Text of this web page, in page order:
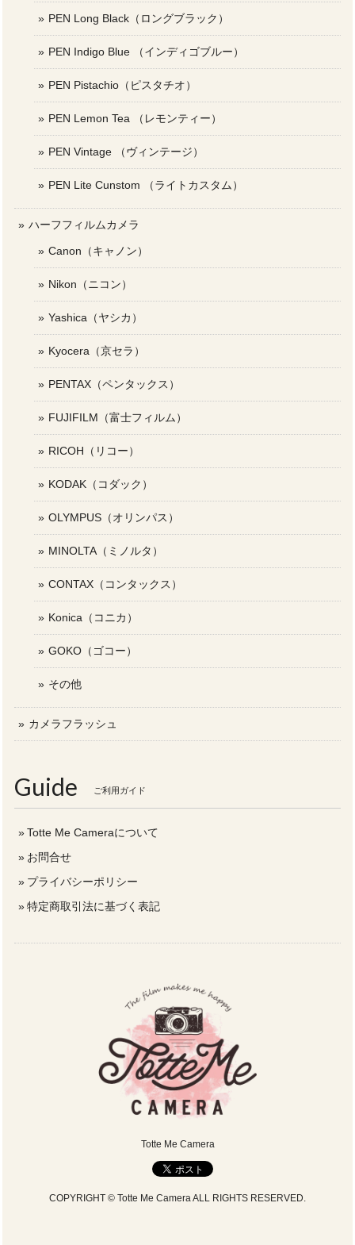
PEN Long Black（ロングブラック）
PEN Indigo Blue （インディゴブルー）
PEN Pistachio（ピスタチオ）
PEN Lemon Tea （レモンティー）
PEN Vintage （ヴィンテージ）
PEN Lite Cunstom （ライトカスタム）
ハーフフィルムカメラ
Canon（キャノン）
Nikon（ニコン）
Yashica（ヤシカ）
Kyocera（京セラ）
PENTAX（ペンタックス）
FUJIFILM（富士フィルム）
RICOH（リコー）
KODAK（コダック）
OLYMPUS（オリンパス）
MINOLTA（ミノルタ）
CONTAX（コンタックス）
Konica（コニカ）
GOKO（ゴコー）
その他
カメラフラッシュ
Guide ご利用ガイド
Totte Me Cameraについて
お問合せ
プライバシーポリシー
特定商取引法に基づく表記
Totte Me Camera
COPYRIGHT © Totte Me Camera ALL RIGHTS RESERVED.